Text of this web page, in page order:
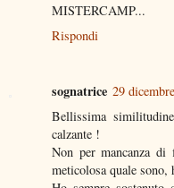
MISTERCAMP...
Rispondi
sognatrice 29
Bellissima
calzante !
Non per mancanza
meticolosa quale